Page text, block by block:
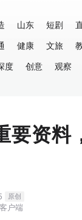
山东 短剧
健康 文旅
度 创意 观察
要资料
原创
户端